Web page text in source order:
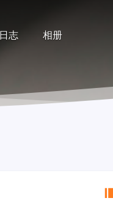
日志 相册